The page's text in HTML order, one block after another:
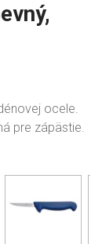
ocele.
pre zápästie.